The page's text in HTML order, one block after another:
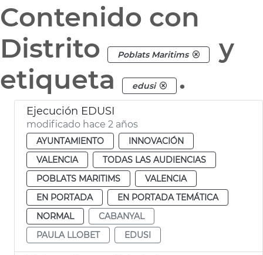
Contenido con
Distrito
Poblats Maritims
y
etiqueta
edusi .
Ejecución EDUSI
modificado hace 2 años
AYUNTAMIENTO
INNOVACIÓN
VALENCIA
TODAS LAS AUDIENCIAS
POBLATS MARITIMS
VALENCIA
EN PORTADA
EN PORTADA TEMÁTICA
NORMAL
CABANYAL
PAULA LLOBET
EDUSI